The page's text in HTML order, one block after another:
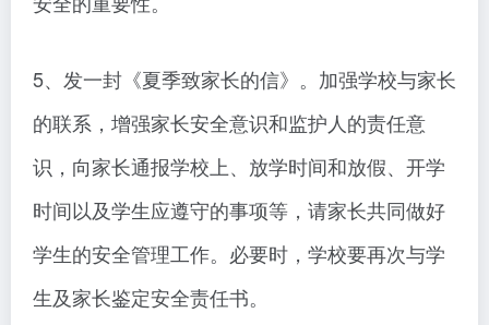
5、发一封《夏季致家长的信》。加强学校与家长
的联系，增强家长安全意识和监护人的责任意
识，向家长通报学校上、放学时间和放假、开学
时间以及学生应遵守的事项等，请家长共同做好
学生的安全管理工作。必要时，学校要再次与学
生及家长鉴定安全责任书。